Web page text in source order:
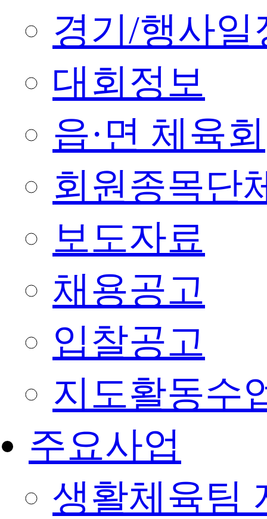
경기/행사일
대회정보
읍·면 체육회
회원종목단
보도자료
채용공고
입찰공고
지도활동수
주요사업
생활체육팀